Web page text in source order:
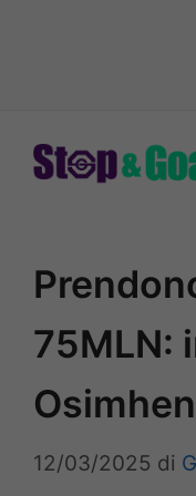
75MLN:
Osimhen
12/03/2025 di